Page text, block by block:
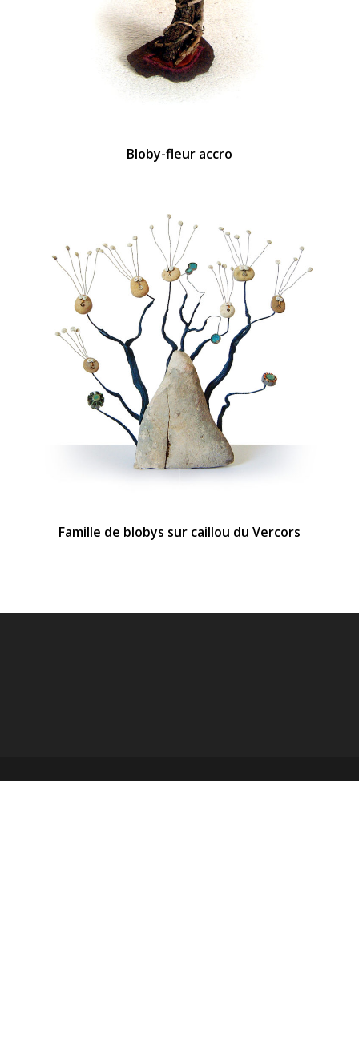
Bloby-fleur accro
Famille de blobys sur caillou du Vercors